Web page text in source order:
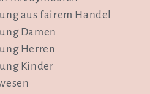
aus fairem Handel
Damen
Herren
Kinder